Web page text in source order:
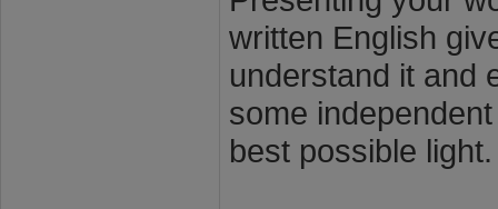
written English
understand it and
some
best possible light.